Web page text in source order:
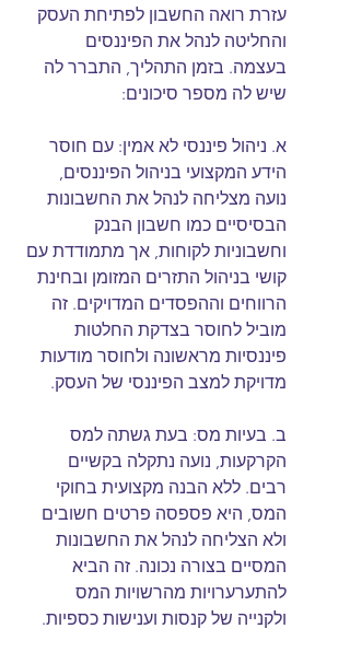
עזרת רואה החשבון לפתיחת העסק
והחליטה לנהל את הפיננסים
בעצמה. בזמן התהליך, התברר לה
שיש לה מספר סיכונים:
א. ניהול פיננסי לא אמין: עם חוסר
הידע המקצועי בניהול הפיננסים,
נועה מצליחה לנהל את החשבונות
הבסיסיים כמו חשבון הבנק
וחשבוניות לקוחות, אך מתמודדת עם
קושי בניהול התזרים המזומן ובחינת
הרווחים וההפסדים המדויקים. זה
מוביל לחוסר בצדקת החלטות
פיננסיות מראשונה ולחוסר מודעות
מדויקת למצב הפיננסי של העסק.
ב. בעיות מס: בעת גשתה למס
הקרקעות, נועה נתקלה בקשיים
רבים. ללא הבנה מקצועית בחוקי
המס, היא פספסה פרטים חשובים
ולא הצליחה לנהל את החשבונות
המסיים בצורה נכונה. זה הביא
להתערערויות מהרשויות המס
ולקנייה של קנסות וענישות כספיות.